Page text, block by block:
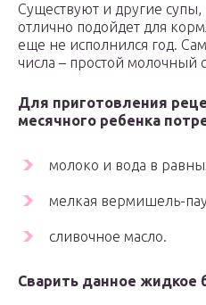
Существуют и другие
отлично подойдет для
еще не исполнился год.
числа – простой молочный
Для приготовления
месячного ребенка
молоко и вода в
мелкая вермишель-
сливочное масло.
Сварить данное жидкое